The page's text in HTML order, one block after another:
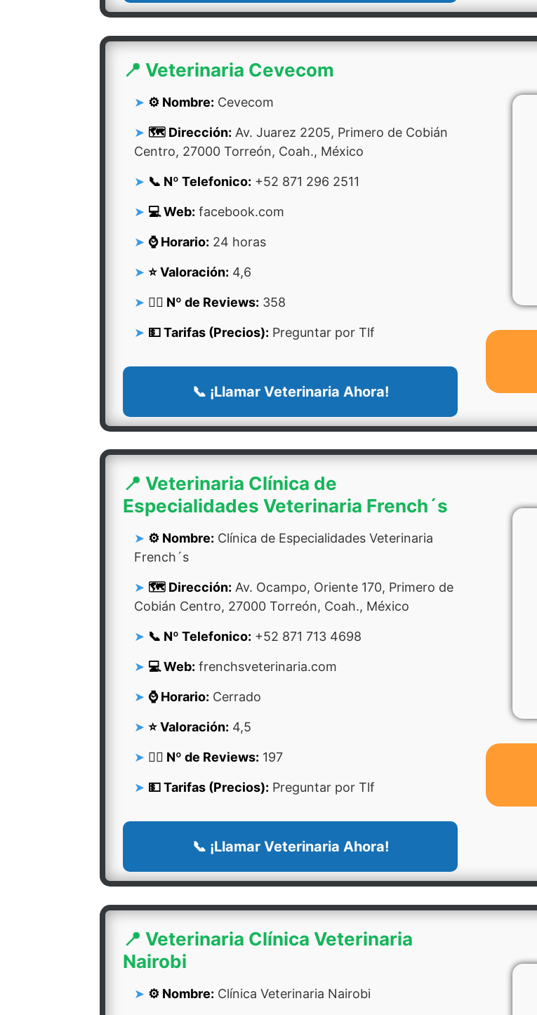
📍 Veterinaria Cevecom
⚙️ Nombre: Cevecom
🗺️ Dirección: Av. Juarez 2205, Primero de Cobián
Centro, 27000 Torreón, Coah., México
📞 Nº Telefonico: +52 871 296 2511
💻 Web: facebook.com
⌚ Horario: 24 horas
⭐ Valoración: 4,6
👍🏻 Nº de Reviews: 358
💵 Tarifas (Precios): Preguntar por Tlf
📞 ¡Llamar Veterinaria Ahora!
📍 Veterinaria Clínica de
Especialidades Veterinaria French´s
⚙️ Nombre: Clínica de Especialidades Veterinaria
French´s
🗺️ Dirección: Av. Ocampo, Oriente 170, Primero de
Cobián Centro, 27000 Torreón, Coah., México
📞 Nº Telefonico: +52 871 713 4698
💻 Web: frenchsveterinaria.com
⌚ Horario: Cerrado
⭐ Valoración: 4,5
👍🏻 Nº de Reviews: 197
💵 Tarifas (Precios): Preguntar por Tlf
📞 ¡Llamar Veterinaria Ahora!
📍 Veterinaria Clínica Veterinaria
Nairobi
⚙️ Nombre: Clínica Veterinaria Nairobi